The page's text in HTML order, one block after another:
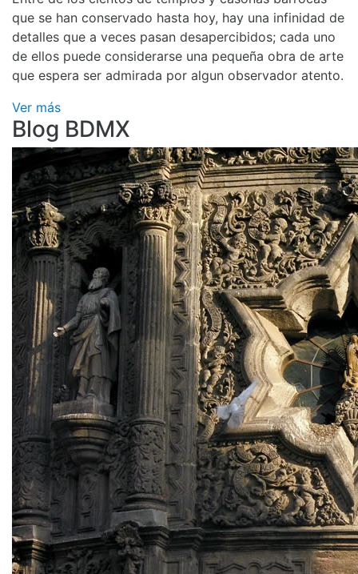
que se han conservado hasta hoy, hay una infinidad de
detalles que a veces pasan desapercibidos; cada uno
de ellos puede considerarse una pequeña obra de arte
que espera ser admirada por algun observador atento.
Ver más
Blog BDMX